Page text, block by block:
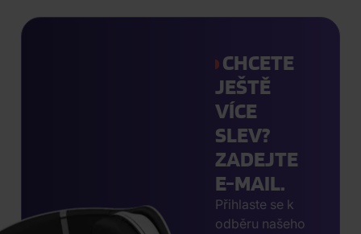
CHCETE
JEŠTĚ
VÍCE
SLEV?
ZADEJTE
E-MAIL.
Přihlaste se k
odběru našeho